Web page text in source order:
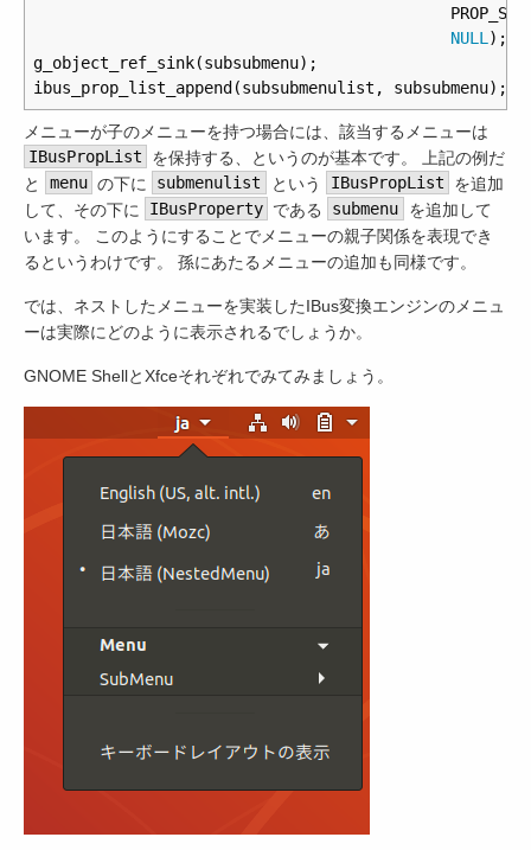
NULL );
g_object_ref_sink(subsubmenu);
ibus_prop_list_append(subsubmenulist , subsubmenu);
メニューが子のメニューを持つ場合には、該当するメニューは
IBusPropList
を保持する、というのが基本です。 上記の例だ
と
menu の下に submenulist という IBusPropList
を追加
して、その下に
IBusProperty である submenu
を追加して
います。 このようにすることでメニューの親子関係を表現でき
るというわけです。 孫にあたるメニューの追加も同様です。
では、ネストしたメニューを実装したIBus変換エンジンのメニュ
ーは実際にどのように表示されるでしょうか。
GNOME ShellとXfceそれぞれでみてみましょう。